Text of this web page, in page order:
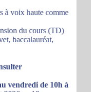
à voix haute comme
du cours (TD)
baccalauréat,
vendredi de 10h à